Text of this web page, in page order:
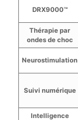
DRX9000™
Thérapie par
ondes de choc
Neurostimulation
Suivi numérique
Intelligence